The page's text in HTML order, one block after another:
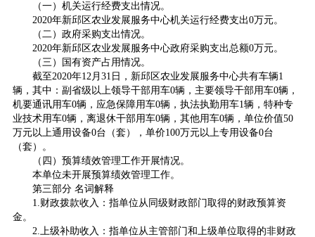
（一）机关运行经费支出情况。
2020年新邱区农业发展服务中心机关运行经费支出0万元。
（二）政府采购支出情况。
2020年新邱区农业发展服务中心政府采购支出总额0万元。
（三）国有资产占用情况。
截至2020年12月31日，新邱区农业发展服务中心共有车辆1
辆，其中：副省级以上领导干部用车0辆，主要领导干部用车0辆，
机要通讯用车0辆，应急保障用车0辆，执法执勤用车1辆，特种专
业技术用车0辆，离退休干部用车0辆，其他用车0辆，单位价值50
万元以上通用设备0台（套），单价100万元以上专用设备0台
（套）。
（四）预算绩效管理工作开展情况。
本单位未开展预算绩效管理工作。
第三部分 名词解释
1.财政拨款收入：指单位从同级财政部门取得的财政预算资
金。
2.上级补助收入：指单位从主管部门和上级单位取得的非财政